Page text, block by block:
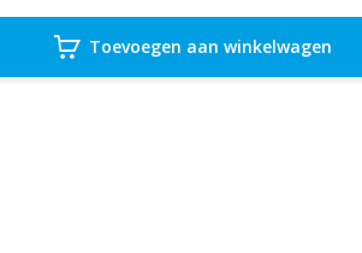
Toevoegen aan winkelwagen